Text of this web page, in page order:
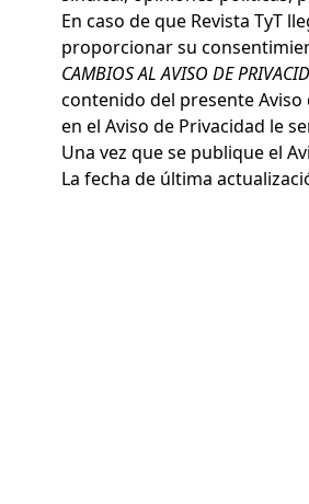
En caso de que Revista TyT
proporcionar su
CAMBIOS AL AVISO DE
contenido del presente Aviso
en el Aviso de Privacidad le
Una vez que se publique el
La fecha de última